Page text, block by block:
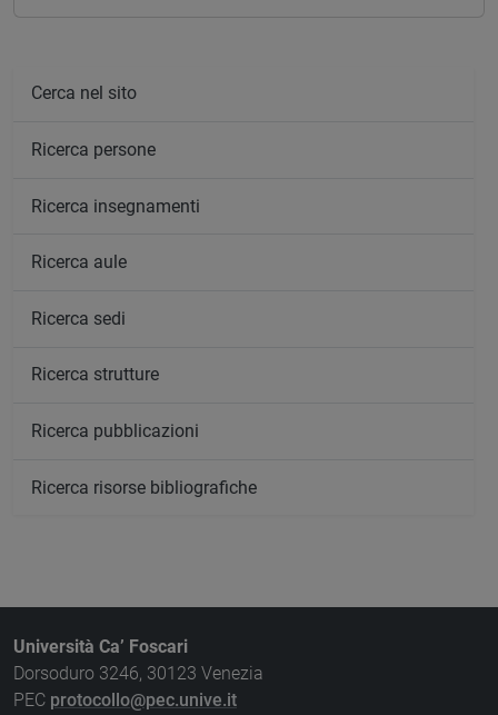
Cerca nel sito
Ricerca persone
Ricerca insegnamenti
Ricerca aule
Ricerca sedi
Ricerca strutture
Ricerca pubblicazioni
Ricerca risorse bibliografiche
Università Ca’ Foscari
Dorsoduro 3246, 30123 Venezia
PEC protocollo@pec.unive.it